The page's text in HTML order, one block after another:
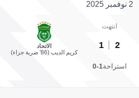
2 نوفمبر 2025
انتهت
2
1
الاتحاد
كريم الديب (86' ضربة جزاء)
استراحة1-0